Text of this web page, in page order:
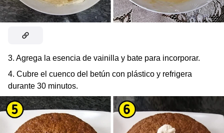
3. Agrega la esencia de vainilla y bate para incorporar.
4. Cubre el cuenco del betún con plástico y refrigera
durante 30 minutos.